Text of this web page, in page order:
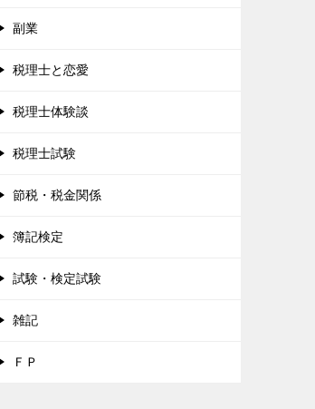
副業
税理士と恋愛
税理士体験談
税理士試験
節税・税金関係
簿記検定
試験・検定試験
雑記
ＦＰ